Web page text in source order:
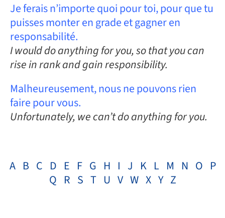
Je ferais n’importe quoi pour toi, pour que tu
puisses monter en grade et gagner en
responsabilité.
I would do anything for you, so that you can
rise in rank and gain responsibility.
Malheureusement, nous ne pouvons rien
faire pour vous.
Unfortunately, we can’t do anything for you.
A B C D E F G H I J K L M N O P
Q R S T U V W X Y Z